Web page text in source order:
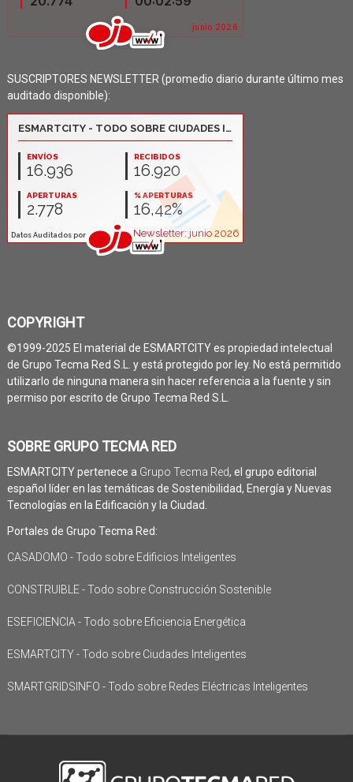
SUSCRIPTORES NEWSLETTER (promedio diario durante último mes
auditado disponible):
COPYRIGHT
©1999-2025 El material de ESMARTCITY es propiedad intelectual
de Grupo Tecma Red S.L. y está protegido por ley. No está permitido
utilizarlo de ninguna manera sin hacer referencia a la fuente y sin
permiso por escrito de Grupo Tecma Red S.L.
SOBRE GRUPO TECMA RED
ESMARTCITY pertenece a Grupo Tecma Red, el grupo editorial
español líder en las temáticas de Sostenibilidad, Energía y Nuevas
Tecnologías en la Edificación y la Ciudad.
Portales de Grupo Tecma Red:
CASADOMO - Todo sobre Edificios Inteligentes
CONSTRUIBLE - Todo sobre Construcción Sostenible
ESEFICIENCIA - Todo sobre Eficiencia Energética
ESMARTCITY - Todo sobre Ciudades Inteligentes
SMARTGRIDSINFO - Todo sobre Redes Eléctricas Inteligentes